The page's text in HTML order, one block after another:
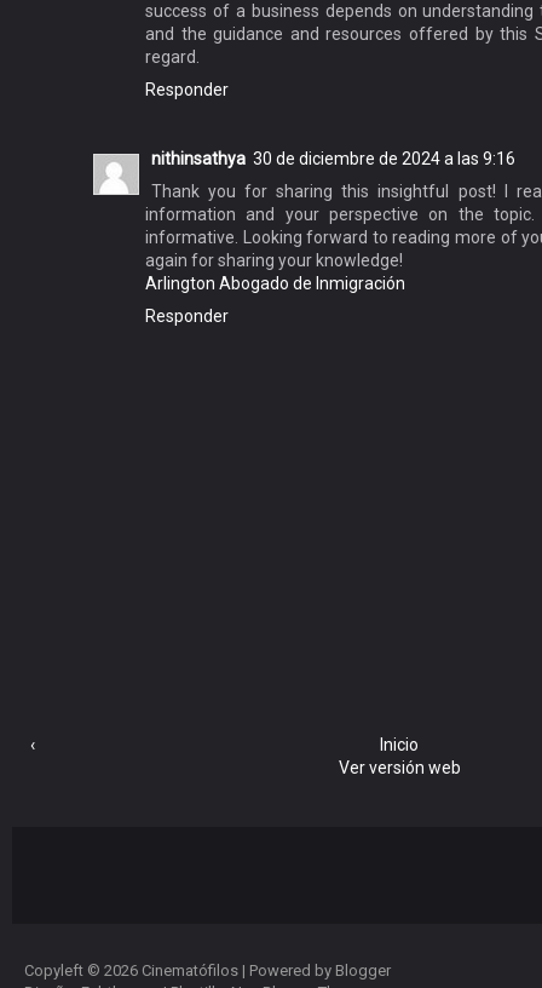
success of a business depends on
and the guidance and resources offered by this
regard.
Responder
nithinsathya 30 de diciembre de 2024 a las 9:16
Thank you for sharing this insightful post! I
information and your perspective on the
informative. Looking forward to reading more of
again for sharing your knowledge!
Arlington Abogado de Inmigración
Responder
‹
Inicio
Ver versión web
Copyleft © 2026 Cinematófilos | Powered by Blogger